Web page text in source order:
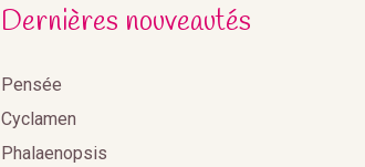
Dernières nouveautés
Pensée
Cyclamen
Phalaenopsis